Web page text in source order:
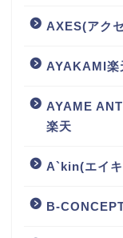
AXES(アク
AYAKAMI楽
AYAME
楽天
A`kin(エイ
B-